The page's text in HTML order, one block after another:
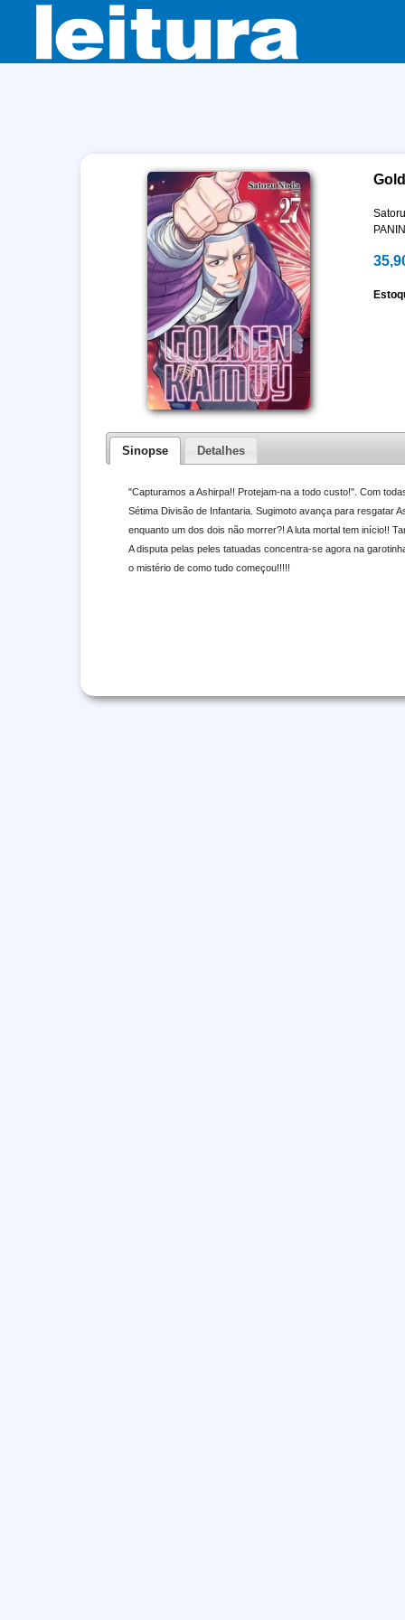
Sinopse Detalhes
"Capturamos a Ashirpa!! Protejam-na a todo custo!". Com
Sétima Divisão de Infantaria. Sugimoto avança para resgatar
enquanto um dos dois não morrer?! A luta mortal tem início!!
A disputa pelas peles tatuadas concentra-se agora na
o mistério de como tudo começou!!!!!